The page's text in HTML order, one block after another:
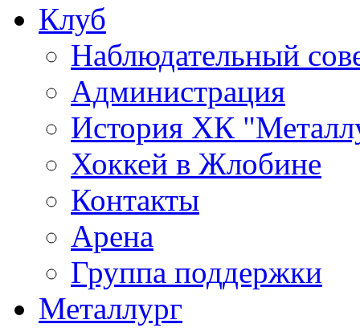
Клуб
Наблюдательный
Администрация
История ХК
Хоккей в Жлобине
Контакты
Арена
Группа поддержки
Металлург